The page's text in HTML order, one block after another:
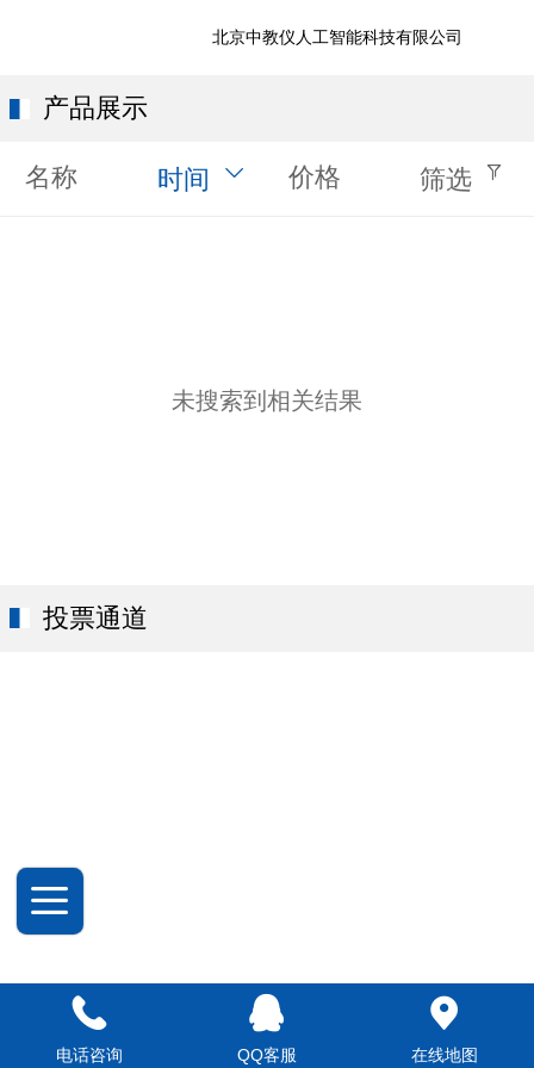
北京中教仪人工智能科技有限公司
产品展示
名称 时间 价格 筛选
未搜索到相关结果
投票通道
电话咨询 QQ客服 在线地图